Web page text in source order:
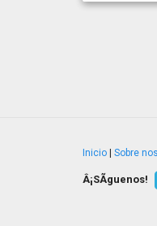
Inicio Sobre
Â¡SÃ­guenos!